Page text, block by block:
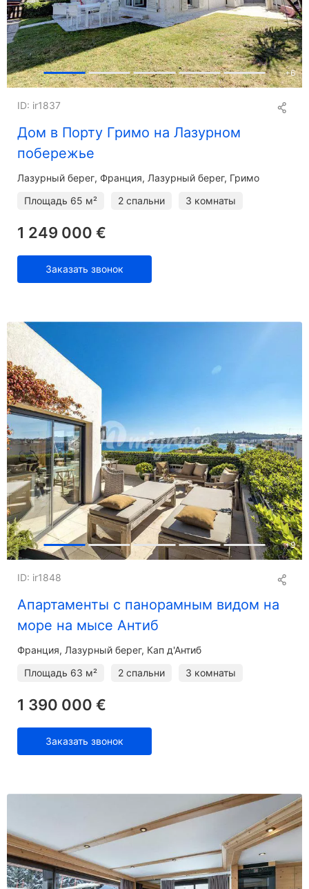
+6
Дом в Порту Гримо на Лазурном
побережье
ID: ir1837
Лазурный берег Франция, Лазурный берег, Гримо
Площадь 65 м² 2 спальни 3 комнаты
1 249 000 €
Заказать звонок
+9
Апартаменты с панорамным видом на
море на мысе Антиб
ID: ir1848
Франция, Лазурный берег, Кап д'Антиб
Площадь 63 м² 2 спальни 3 комнаты
1 390 000 €
Заказать звонок